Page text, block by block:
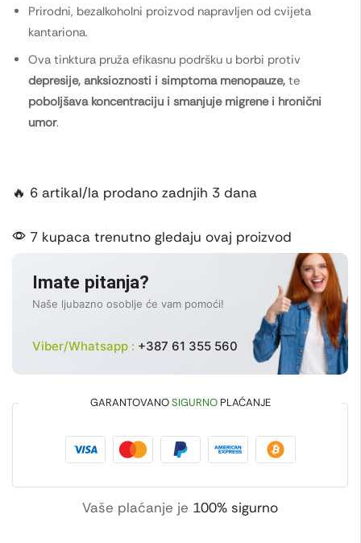
Prirodni, bezalkoholni proizvod napravljen od cvijeta
kantariona.
Ova tinktura pruža efikasnu podršku u borbi protiv
depresije, anksioznosti i simptoma menopauze, te
poboljšava koncentraciju i smanjuje migrene i hronični
umor.
🔥 6 artikal/la prodano zadnjih 3 dana
7 kupaca trenutno gledaju ovaj proizvod
Imate pitanja?
Naše ljubazno osoblje će vam pomoći!
Viber/Whatsapp : +387 61 355 560
GARANTOVANOSIGURNOPLAĆANJE
Vaše plaćanje je 100% sigurno